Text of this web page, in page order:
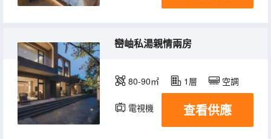
巒岫私湯親情兩房
80-90㎡ 1層 空調
電視機 冰箱
查看供應